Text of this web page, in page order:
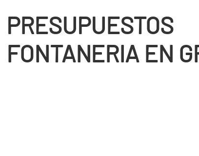
PRESUPUESTOS
FONTANERIA EN